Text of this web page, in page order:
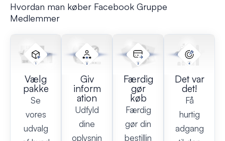
Hvordan man køber Facebook Gruppe
Medlemmer
Vælg
pakke
Se
vores
udvalg
Giv
inform
ation
Udfyld
dine
oplysnin
Færdig
gør
køb
Færdig
gør din
bestillin
Det var
det!
Få
hurtig
adgang